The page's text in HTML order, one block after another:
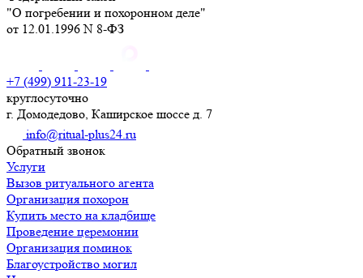
"О погребении и похоронном деле"
от 12.01.1996 N 8-ФЗ
+7 (499) 911-23-19
круглосуточно
г. Домодедово, Каширское шоссе д. 7
info@ritual-plus24.ru
Обратный звонок
Услуги
Вызов ритуального агента
Организация похорон
Купить место на кладбище
Проведение церемонии
Организация поминок
Благоустройство могил